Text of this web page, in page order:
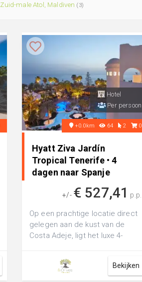
Zuid-male Atol, Maldiven (3)
Hotel
Per persoon
+0.0km 64 2 0
Hyatt Ziva Jardín
Tropical Tenerife • 4
dagen naar Spanje
+/- € 527,41 p.p.
Op een prachtige locatie direct
gelegen aan de kust van de
Costa Adeje, ligt het luxe 4-
Jardin Tr...
Bekijken